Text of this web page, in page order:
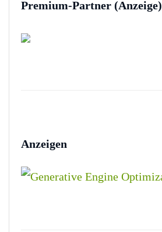
Premium-Partner (Anzeige)
Anzeigen